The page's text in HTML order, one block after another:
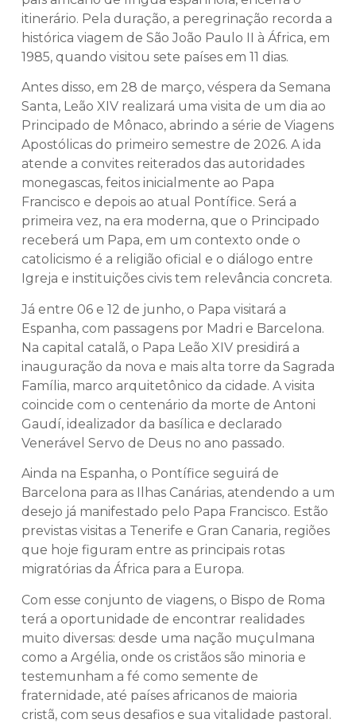
itinerário. Pela duração, a peregrinação recorda a
histórica viagem de São João Paulo II à África, em
1985, quando visitou sete países em 11 dias.
Antes disso, em 28 de março, véspera da Semana
Santa, Leão XIV realizará uma visita de um dia ao
Principado de Mônaco, abrindo a série de Viagens
Apostólicas do primeiro semestre de 2026. A ida
atende a convites reiterados das autoridades
monegascas, feitos inicialmente ao Papa
Francisco e depois ao atual Pontífice. Será a
primeira vez, na era moderna, que o Principado
receberá um Papa, em um contexto onde o
catolicismo é a religião oficial e o diálogo entre
Igreja e instituições civis tem relevância concreta.
Já entre 06 e 12 de junho, o Papa visitará a
Espanha, com passagens por Madri e Barcelona.
Na capital catalã, o Papa Leão XIV presidirá a
inauguração da nova e mais alta torre da Sagrada
Família, marco arquitetônico da cidade. A visita
coincide com o centenário da morte de Antoni
Gaudí, idealizador da basílica e declarado
Venerável Servo de Deus no ano passado.
Ainda na Espanha, o Pontífice seguirá de
Barcelona para as Ilhas Canárias, atendendo a um
desejo já manifestado pelo Papa Francisco. Estão
previstas visitas a Tenerife e Gran Canaria, regiões
que hoje figuram entre as principais rotas
migratórias da África para a Europa.
Com esse conjunto de viagens, o Bispo de Roma
terá a oportunidade de encontrar realidades
muito diversas: desde uma nação muçulmana
como a Argélia, onde os cristãos são minoria e
testemunham a fé como semente de
fraternidade, até países africanos de maioria
cristã, com seus desafios e sua vitalidade pastoral.